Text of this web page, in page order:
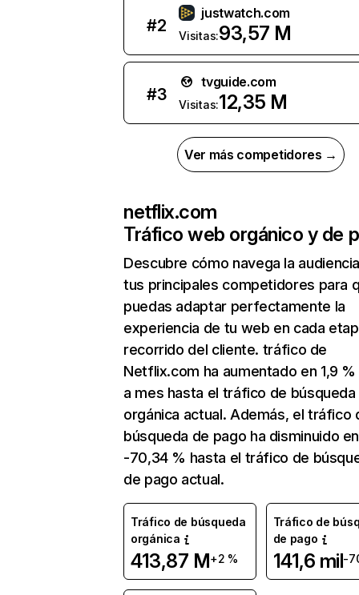
#2
justwatch.com
Visitas:93,57 M
#3
tvguide.com
Visitas:12,35 M
Ver más competidores →
netflix.com
Tráfico web orgánico y de
Descubre cómo navega la
tus principales competidores para
puedas adaptar perfectamente la
experiencia de tu web en cada
recorrido del cliente. tráfico de
Netflix.com ha aumentado en 1,9
a mes hasta el tráfico de búsqueda
orgánica actual. Además, el tráfico
búsqueda de pago ha disminuido en
-70,34 % hasta el tráfico de
de pago actual.
Tráfico de búsqueda
orgánica
413,87 M+2 %
Tráfico de
de pago
141,6 mil-